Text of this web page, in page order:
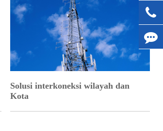
Solusi interkoneksi wilayah dan
Kota